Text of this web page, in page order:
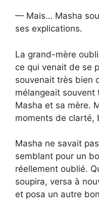
— Mais… Masha
ses explications.
La grand-mère
ce qui venait de se
souvenait très bien
mélangeait souvent
Masha et sa mère.
moments de clarté,
Masha ne savait
semblant pour un
réellement oublié.
soupira, versa à
et posa un autre